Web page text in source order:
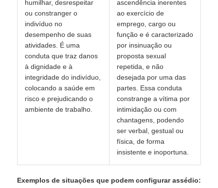
humilhar, desrespeitar
ou constranger o
indivíduo no
desempenho de suas
atividades. É uma
conduta que traz danos
à dignidade e à
integridade do indivíduo,
colocando a saúde em
risco e prejudicando o
ambiente de trabalho.
ascendência inerentes
ao exercício de
emprego, cargo ou
função e é caracterizado
por insinuação ou
proposta sexual
repetida, e não
desejada por uma das
partes. Essa conduta
constrange a vítima por
intimidação ou com
chantagens, podendo
ser verbal, gestual ou
física, de forma
insistente e inoportuna.
Exemplos de situações que podem configurar assédio: